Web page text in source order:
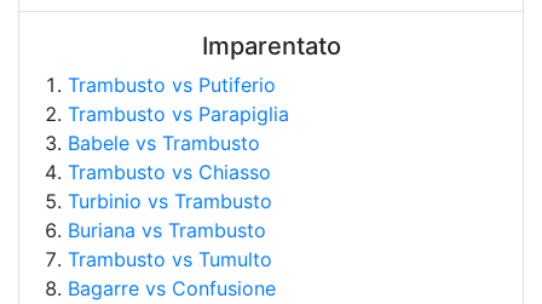
Imparentato
Trambusto vs Putiferio
Trambusto vs Parapiglia
Babele vs Trambusto
Trambusto vs Chiasso
Turbinio vs Trambusto
Buriana vs Trambusto
Trambusto vs Tumulto
Bagarre vs Confusione